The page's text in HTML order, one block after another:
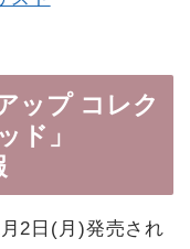
ップ コレク
ド」
2日(月)発売され